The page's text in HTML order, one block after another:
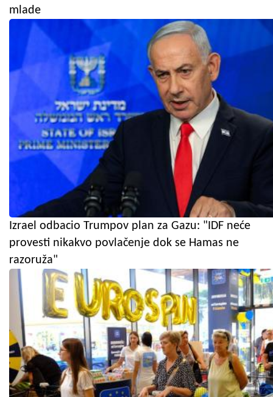
mlade
Izrael odbacio Trumpov plan za Gazu: "IDF neće
provesti nikakvo povlačenje dok se Hamas ne
razoruža"